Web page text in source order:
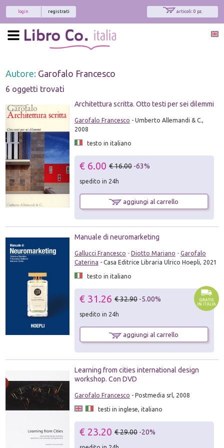
articoli: 0 pz.
registrati
login
Autore: Garofalo Francesco
6 oggetti trovati
Architettura scritta. Otto testi per sei dilemmi
Garofalo Francesco - Umberto Allemandi & C.,
2008
testo in italiano
€ 6.00 € 16.00 -63%
spedito in 24h
aggiungi al carrello
Manuale di neuromarketing
Gallucci Francesco - Diotto Mariano - Garofalo
Caterina - Casa Editrice Libraria Ulrico Hoepli, 2021
testo in italiano
€ 31.26 € 32.90 -5.00%
spedito in 24h
aggiungi al carrello
Learning from cities international design
workshop. Con DVD
Garofalo Francesco - Postmedia srl, 2008
testi in inglese, italiano
€ 23.20 € 29.00 -20%